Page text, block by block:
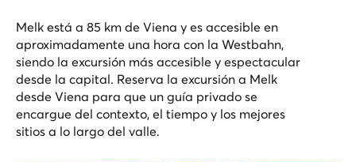
Melk está a 85 km de Viena y es accesible en
aproximadamente una hora con la Westbahn,
siendo la excursión más accesible y espectacular
desde la capital. Reserva la excursión a Melk
desde Viena para que un guía privado se
encargue del contexto, el tiempo y los mejores
sitios a lo largo del valle.